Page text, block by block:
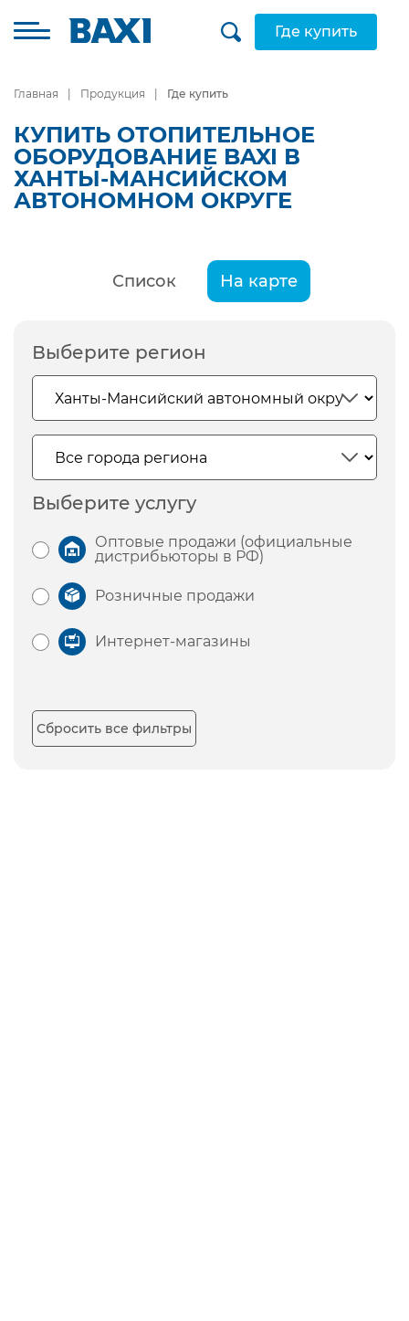
Где купить
Главная Продукция Где купить
КУПИТЬ ОТОПИТЕЛЬНОЕ
ОБОРУДОВАНИЕ BAXI В
ХАНТЫ-МАНСИЙСКОМ
АВТОНОМНОМ ОКРУГЕ
Список На карте
Выберите регион
Выберите услугу
Оптовые продажи (официальные
дистрибьюторы в РФ)
Розничные продажи
Интернет-магазины
Сбросить все фильтры